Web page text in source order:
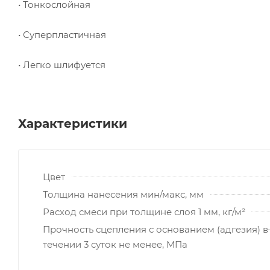
• Тонкослойная
• Суперпластичная
• Легко шлифуется
Характеристики
Цвет
Толщина нанесения мин/макс, мм
Расход смеси при толщине слоя 1 мм, кг/м²
Прочность сцепления с основанием (адгезия) в
течении 3 суток не менее, МПа